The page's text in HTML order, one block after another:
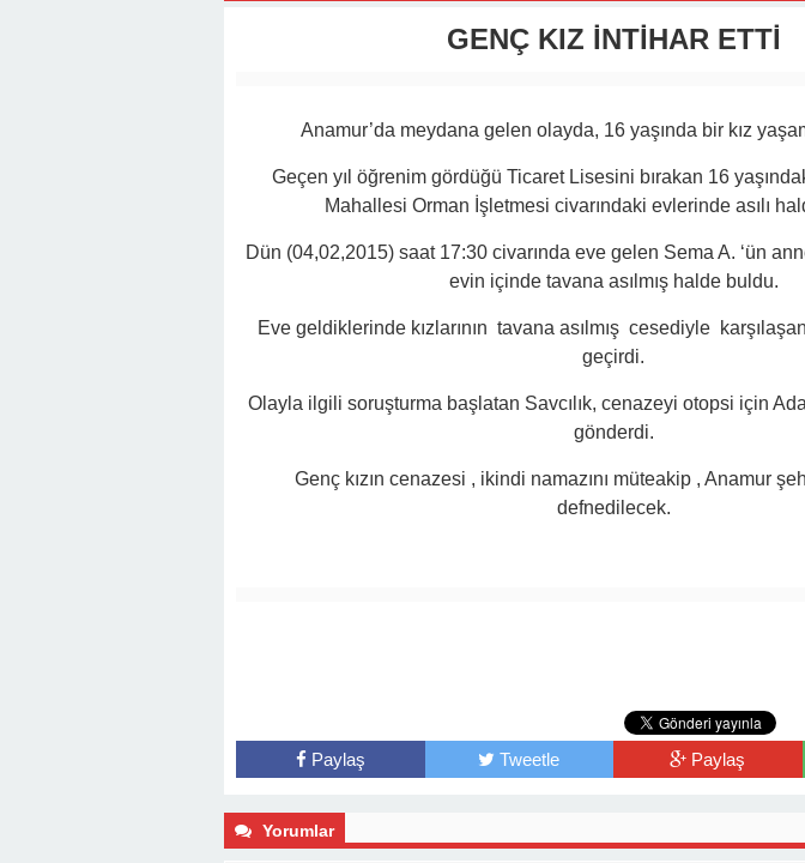
GENÇ KIZ İNTİHAR ETTİ
Anamur’da meydana gelen olayda, 16 yaşında bir kız
Geçen yıl öğrenim gördüğü Ticaret Lisesini bırakan 16
Mahallesi Orman İşletmesi civarındaki evlerinde asılı
Dün (04,02,2015) saat 17:30 civarında eve gelen Sema A. ‘ün
evin içinde tavana asılmış halde buldu.
Eve geldiklerinde kızlarının tavana asılmış cesediyle
geçirdi.
Olayla ilgili soruşturma başlatan Savcılık, cenazeyi otopsi için
gönderdi.
Genç kızın cenazesi , ikindi namazını müteakip , Anamur
defnedilecek.
Paylaş Tweetle Paylaş
Yorumlar